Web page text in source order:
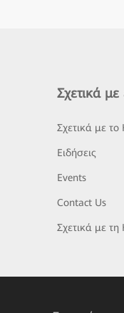
Σχετικά με
Σχετικά με
Ειδήσεις
Events
Contact Us
Σχετικά με τη